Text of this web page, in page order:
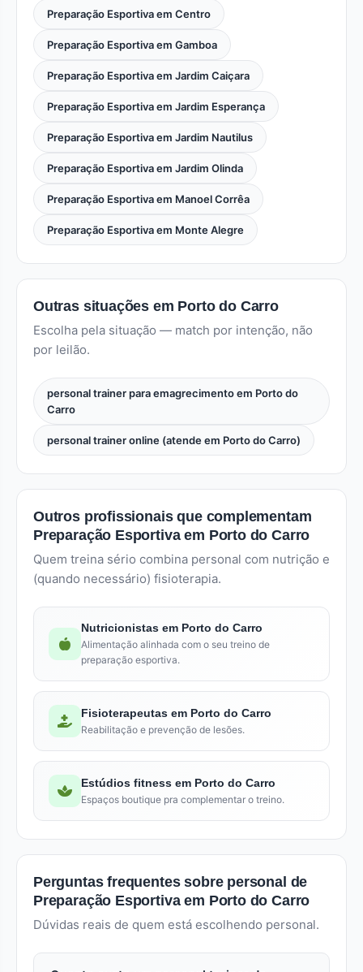
Preparação Esportiva em Centro
Preparação Esportiva em Gamboa
Preparação Esportiva em Jardim Caiçara
Preparação Esportiva em Jardim Esperança
Preparação Esportiva em Jardim Nautilus
Preparação Esportiva em Jardim Olinda
Preparação Esportiva em Manoel Corrêa
Preparação Esportiva em Monte Alegre
Outras situações em Porto do Carro
Escolha pela situação — match por intenção, não
por leilão.
personal trainer para emagrecimento em Porto do
Carro
personal trainer online (atende em Porto do Carro)
Outros profissionais que complementam
Preparação Esportiva em Porto do Carro
Quem treina sério combina personal com nutrição e
(quando necessário) fisioterapia.
Nutricionistas em Porto do Carro
Alimentação alinhada com o seu treino de
preparação esportiva.
Fisioterapeutas em Porto do Carro
Reabilitação e prevenção de lesões.
Estúdios fitness em Porto do Carro
Espaços boutique pra complementar o treino.
Perguntas frequentes sobre personal de
Preparação Esportiva em Porto do Carro
Dúvidas reais de quem está escolhendo personal.